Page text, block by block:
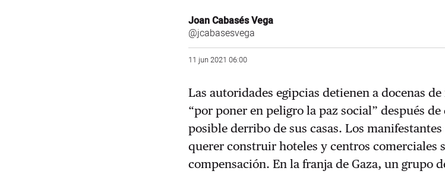
Joan Cabasés Vega
@jcabasesvega
11 jun 2021 06:00
Las autoridades egipcias detienen a docenas
“por poner en peligro la paz social” después
posible derribo de sus casas. Los
querer construir hoteles y centros comerciales
compensación. En la franja de Gaza, un grupo